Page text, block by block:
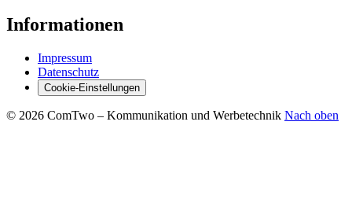
Informationen
Impressum
Datenschutz
Cookie-Einstellungen
© 2026 ComTwo – Kommunikation und Werbetechnik Nach oben